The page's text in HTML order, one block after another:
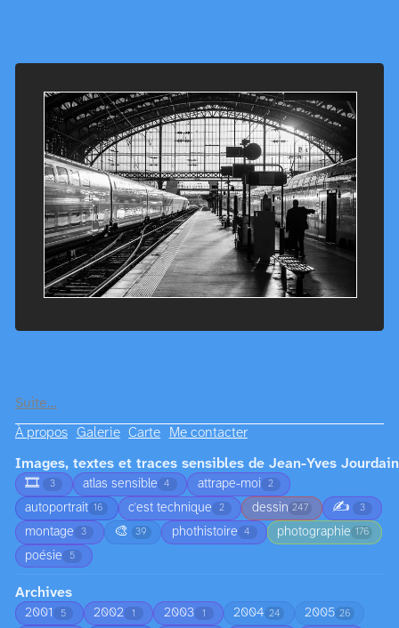
Suite…
À propos Galerie Carte Me contacter
Images, textes et traces sensibles de Jean-Yves Jourdain
🎞️
3 atlas sensible 4 attrape-moi 2
autoportrait 16 c'est technique 2 dessin 247 ✍️ 3
montage 3 🎨 39 phothistoire 4 photographie 176
poésie 5
Archives
2001 5 2002 1 2003 1 2004 24 2005 26